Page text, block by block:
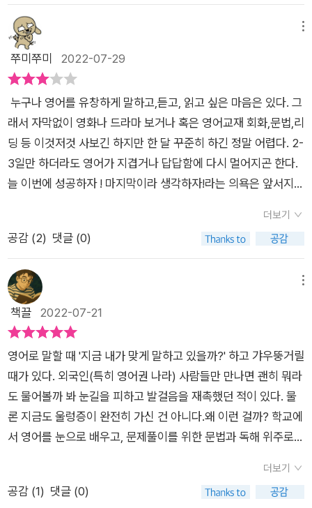
데, 그 부분이 열쇠가 될 수 있겠다. ​즉 완벽하고 싶다는 강박관념
이 우리 영어의 발목을 잡고 있는지도 모를 일이니 그것부터 마음
의 짐을 덜어내고 시작해볼 수 있겠다.​이 책에서는 다양한 시각으
로 자신만의 영어공부를 할 수 있는 방법을 모색하며 자신감을 얻
을 수 있도록 도움을 준다. 부담 없이 편안한 마음으로 일단 읽어
보면 좋을 것이다. ​​
를 할 수 있는 시대는 더이상 아니다. 토종 한국인인데 영어를 잘
하는 사람들도 너무 많다. 물론 그만큼의 피나는 노력이 있었으리
라 생각이든다. 통역사의 길은 잘 모르지만 그 길은 꽤 멋져보인
다. 서로 다른 나라의 사람들을 이어주는 일을 하는 통역사. 어떻
게 통역하느냐에 따라 어쩌면 결과가 달라질 수도 있다. 그만큼
꽤 멋있는 직업. '이번이 마지막이다' 라는 마음가짐으로 꾸준히
영어를 공부해보자.​
구나 쉽게 읽으며 배울 수 있는 영어공부의 추월차선, 많은 분들
에게 권하고 싶은 영어공부 실무 가이드북이다.
요. 스펠링이나 문법은 신경쓰지 말고 편안하게 글을 써 보는 거
예요. 자유롭게 아이디어를 발전시킬 수 있는 글쓰기를 한 다음에
교정, 첨삭 등 글을 피드백 해줄 수 있는 사람을 찾아 완벽한 작문
을 완성해보는 거죠. 두 가지 방법을 병영해 작문 공부를 하면 그
효과가 엄청나다고 해요. 이건 저자의 경험담이에요.애자일(agil
e) 방법론과 폭포수(waterfall) 모델은 IT 프로젝트를 수행하는
방법론으로, 애자일은 말 그대로 '민첩한'이란 의미로 변화에 민
감하게 대처할 수 있는 개발 방법론이며 '일단 시작하기'를 강조
하고 있어요. 시작 단계에서는 부족한 점이 많지만 수시로 요구사
포수 모델은 계획, 프로세스, 관리, 문서에 중점을 두고 사용자의
요구사항 분석이 완전히 완료된 후에 설계 단계로 넘어가기 때문
에 새로운 요구사항을 반영하기 어려워서 요즘 대세는 애자일 방
법론이라고 할 수 있어요.저자도 애자일 방법을 영어 공부에 적용
해야 한다고 강조하고 있어요. 영어를 잘하고 싶다면 일단 시작하
는 실행력이 가장 중요한데, 완벽주의 성향이 있다면 걸림돌이 너
해야 무엇이 부족한지를 알 수 있고 실력을 쌓을 수 있는데, 완벽
한 목표와 계획만 세우다가는 제자리걸음이 될 테니까요.마지막
으로 영어 고수들과의 인터뷰가 인상적이에요. 그동안 영어공부
의 왕도가 하나의 방법이라고 착각했는데, 영어 고수들을 보면서
자신에게 가장 적합한 방법을 찾는 것이 비법임을 알았네요. 수많
은 방법들을 우리는 이미 알고 있어요. 이제 그 방법들 중에서 스
스로 선택하고 실행하는 것, 그것이 마지막 영어공부가 될 거예
상과 소통할 생각이다.​산뜻한 소통이란 경청과 존중으로부터 나
온다고 믿는다. 통역사와 개인 사이, 한국어와 영어 사이, 언어적
소통과 비(非)언어적 소통 사이, 말과 글 사이에서 균형을 맞추기
늘 가지고 있다.​아직 마스터하지 못한 너머의 세계라 그런지잘하
고 싶은 의욕과 열정은 있는데 여전히도 꾸준함이 문제였고쏟아
지는 정보 속에서 갈피를 잡지 못하고 표류하고 있는 것도 문제였
다.​올해 시작도 영어 공부를 다시 시작해보자고 해놓고한 해의 절
반이 넘은 지금은 다음을 기약해볼까하고게을러진 상태이기에
말뿐인 허상을 쫓기보다내실을 찾아 공부해야겠다란 결심을 다
시 먹어야 할때라는 걸 안다.​영어 잘하는 사람은 어떻게 해서 그
수 있다란 생각은 왜 찰나의 호기심으로만 끝나는지 모르겠다.​정
말 나는 잘하고 싶은 생각이 있었던 걸까.​그럼 왜 영어 공부를 하
고자 했을까.​초등학교에 입학해서 본격적으로 영어라는 과목을
배우기 시작한막내를 보면서 알파벳부터 기초 문장을 배워가는
걸 보면내가 배우는 때와는 공부방법이 많이 달라졌을까 싶어다
시 반짝이며 관심을 가지게 되었다.​어린 자녀와 함께 영어 학습을
같이 해나가면나도 아이에게도 좋은 피드백을 줄거란 생각도 들
기에 말이다.​다시 마음을 재정비해서놓칠 수 없는 영어 공부를 계
속해보고 싶은 마음에 이 책을 참고삼아 공부해보기로 마음 먹었
어가 아닌 다른 언어는 그 나라 문화도 함께 공부하게 되고,그러
한 문화를 내 자신의 정체성처럼 받아들이게 된다는 장점이 있습
쭈미쭈미 2022-07-29
누구나 영어를 유창하게 말하고,듣고, 읽고 싶은 마음은 있다. 그
래서 자막없이 영화나 드라마 보거나 혹은 영어교재 회화,문법,리
딩 등 이것저것 사보긴 하지만 한 달 꾸준히 하긴 정말 어렵다. 2-
3일만 하더라도 영어가 지겹거나 답답함에 다시 멀어지곤 한다.
늘 이번에 성공하자 ! 마지막이라 생각하자!라는 의욕은 앞서지
까? 나와 같은 영알못분의 이야기 일까? 밑바닥부터의 영어실력
으로 올라온 성공담인가 라고 생각이 들었다.글을 좀 읽다가 잠시
저자이력보고 놀랐다 ㅠㅠㅠ어쩌다 통역사라곤 하지만, 엄청난
스펙의 소유자라는 사실을!!외대 ,유니세프,유니세코,세계보건기
구, 삼성전자 등 통번역 업무를 해왔다고 한다. 영어를 업으로 삼
고 있는 분의 한국인들의 영어공부에 대한 문제점과 방법 혹은 영
한 울렁증을 극복해보면 좋겠다. 매일 꾸준히, 영어근육을 키우
자 단, 완벽의 함정에 빠지지 말자는 것이다. 발음과 유창성에 너
무 집중하고 있는 한국인들의 영어로망에 영어공부의 본질을 놓
치지 말자는 것이다. 네이티브 영어의 미덕을 화려한 발음과 빠르
게 있는 것이 아니라 '쉬운 영어'에 있다고 생각한다. 아이와 엄마
표 영어를 하면서 가장 많이 듣는 말이 바로 '선택과 집중'이란 말
이였다. 지금 당장 아이에게 필요한 것이 무엇인지에 대해서 선택
더보기
공감 (2) 댓글 (0)
책끌 2022-07-21
영어로 말할 때 '지금 내가 맞게 말하고 있을까?' 하고 갸우뚱거릴
때가 있다. 외국인(특히 영어권 나라) 사람들만 만나면 괜히 뭐라
도 물어볼까 봐 눈길을 피하고 발걸음을 재촉했던 적이 있다. 물
론 지금도 울렁증이 완전히 가신 건 아니다.왜 이런 걸까? 학교에
서 영어를 눈으로 배우고, 문제풀이를 위한 문법과 독해 위주로만
000년대 이후 외국인들이 많이 방문하고 우리나라에서도 해외
여행을 많이 나가게 되면서 예전보다는 영어로 잘 말하는 사람들
더보기
공감 (1) 댓글 (0)